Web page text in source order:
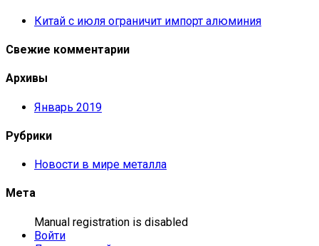
Китай с июля ограничит импорт алюминия
Свежие комментарии
Архивы
Январь 2019
Рубрики
Новости в мире металла
Мета
Manual registration is disabled
Войти